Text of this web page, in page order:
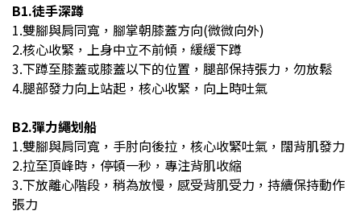
B1.徒手深蹲
1.雙腳與肩同寬，腳掌朝膝蓋方向(微微向外)
2.核心收緊，上身中立不前傾，緩緩下蹲
3.下蹲至膝蓋或膝蓋以下的位置，腿部保持張力，勿放鬆
4.腿部發力向上站起，核心收緊，向上時吐氣
B2.彈力繩划船
1.雙腳與肩同寬，手肘向後拉，核心收緊吐氣，闊背肌發力
2.拉至頂峰時，停頓一秒，專注背肌收縮
3.下放離心階段，稍為放慢，感受背肌受力，持續保持動作
張力